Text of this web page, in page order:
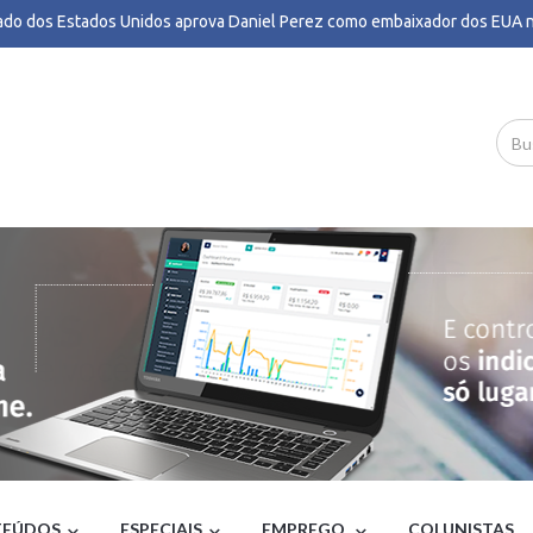
dos Estados Unidos aprova Daniel Perez como embaixador dos EUA
deve ter nova reunião com Marcos Pereira para decidir sobre
três partidos aderem à coligação de Mateus Simões ao governo de
aulas suspensas e tornado: veja impactos de ciclone-bomba pelo país -
trens e metrô antecipam horário de pico devido a aviso de ventania no
admite divergência com Bolsonaro, elogia Ratinho Jr. e critica STF -
aciona PF para investigar emendas Pix após auditoria do TCU - Poder360
pede bloqueio imediato do Discord e AGU anuncia ação contra
do Povo
atinge galpão de fábrica de eletrodomésticos em MG - G1
é condenado em caso de paciente que perdeu a visão após
Paulo - Folha de S.Paulo
alugados - G1